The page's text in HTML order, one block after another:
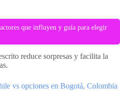
que influyen y guía para elegir
reduce sorpresas y facilita la
vs opciones en Bogotá, Colombia